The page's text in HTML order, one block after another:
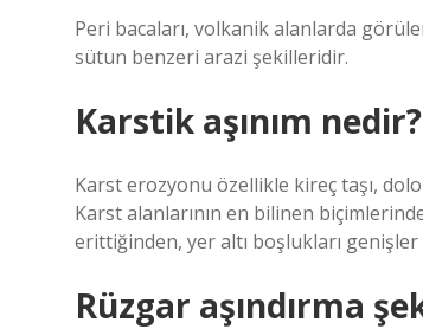
Peri bacaları, volkanik alanlarda
sütun benzeri arazi şekilleridir.
Karstik aşınım nedir?
Karst erozyonu özellikle kireç taşı,
Karst alanlarının en bilinen
erittiğinden, yer altı boşlukları
Rüzgar aşındırma